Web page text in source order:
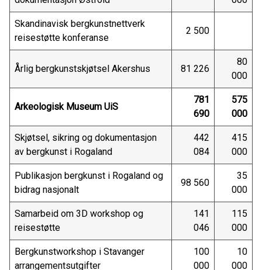
Skandinavisk bergkunstnettverk
reisestøtte konferanse
2 500
Årlig bergkunstskjøtsel Akershus 81 226
80
000
Arkeologisk Museum UiS
781
690
575
000
Skjøtsel, sikring og dokumentasjon
av bergkunst i Rogaland
442
084
415
000
Publikasjon bergkunst i Rogaland og
bidrag nasjonalt
98 560
35
000
Samarbeid om 3D workshop og
reisestøtte
141
046
115
000
Bergkunstworkshop i Stavanger
arrangementsutgifter
100
000
10
000